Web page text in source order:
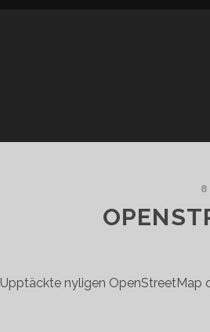
8
Upptäckte nyligen OpenStreetMap